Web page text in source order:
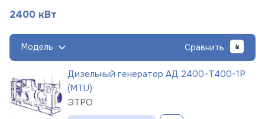
2400 кВт
Модель Сравнить
Дизельный генератор АД 2400-Т400-1Р
(MTU)
ЭТРО